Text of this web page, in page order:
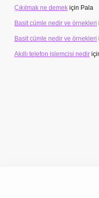
Çıkılmak ne demek için Pala
Basit cümle nedir ve örnekleri
Basit cümle nedir ve örnekleri
Akıllı telefon işlemcisi nedir